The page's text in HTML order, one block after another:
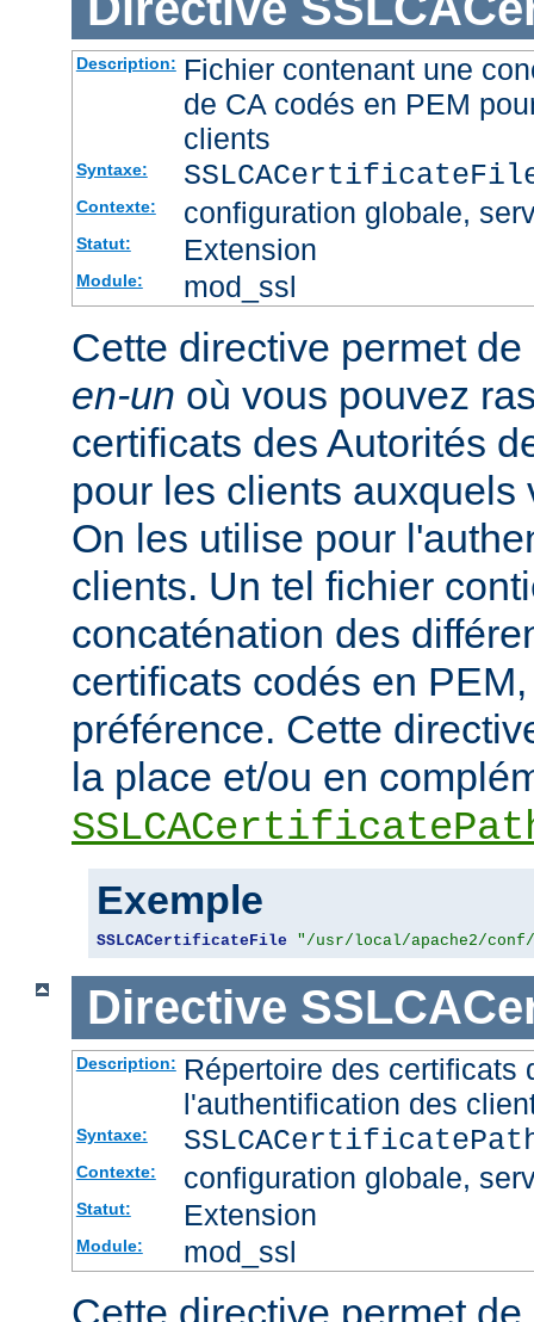
Description: Fichier contenant une
de CA codés en PEM
clients
Syntaxe:
Contexte: configuration globale,
Statut: Extension
Module: mod_ssl
Cette directive permet
en-un où vous pouvez
certificats des Autorités
pour les clients auxquels
On les utilise pour
clients. Un tel fichier
concaténation des
certificats codés en
préférence. Cette
la place et/ou en
Exemple
SSLCACertificateFile "/usr/local/apache2/
Directive
Description: Répertoire des certificats
l'authentification des
Syntaxe:
Contexte: configuration globale,
Statut: Extension
Module: mod_ssl
Cette directive permet